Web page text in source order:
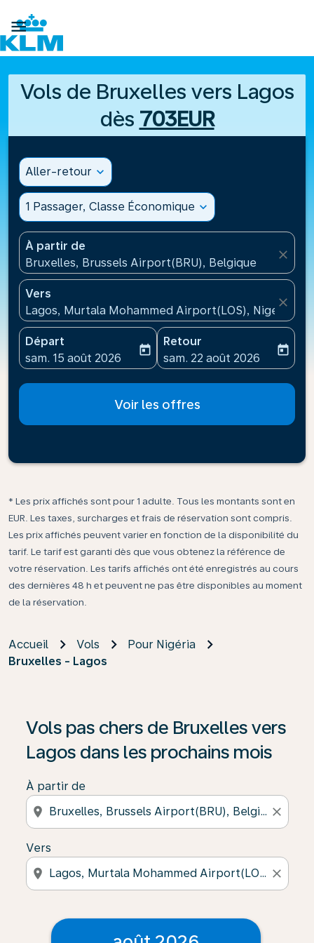

Vols de Bruxelles vers Lagos
dès 703EUR
Aller-retour expand_more
1 Passager, Classe Économique expand_more
À partir de
Bruxelles, Brussels Airport(BRU), Belgique
close
Vers
Lagos, Murtala Mohammed Airport(LOS), Nigeria
close
Départ
fc-booking-departure-date-aria-label
sam. 15 août 2026
today
Retour
fc-booking-return-date-
sam. 22 août 2026
today
Voir les offres
* Les prix affichés sont pour 1 adulte. Tous les montants sont en
EUR. Les taxes, surcharges et frais de réservation sont compris.
Les prix affichés peuvent varier en fonction de la disponibilité du
tarif. Le tarif est garanti dès que vous obtenez la référence de
votre réservation. Les tarifs affichés ont été enregistrés au cours
des dernières 48 h et peuvent ne pas être disponibles au moment
de la réservation.
Accueil Vols
Pour Nigéria
Bruxelles - Lagos
Vols pas chers de Bruxelles vers
Lagos dans les prochains mois
À partir de
location_on close
Vers
location_on close